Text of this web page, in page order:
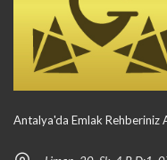
Antalya'da Emlak Rehberiniz